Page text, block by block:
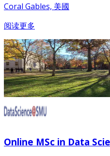
Coral Gables, 美國
阅读更多
Online MSc in Data